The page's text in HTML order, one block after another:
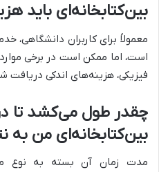
بین‌کتابخانه‌ای باید
معمولاً برای کاربران دانشگاهی،
است، اما ممکن است در برخی
فیزیکی، هزینه‌های اندکی دریافت
چقدر طول می‌کشد تا
بین‌کتابخانه‌ای من به
مدت زمان آن بسته به نوع